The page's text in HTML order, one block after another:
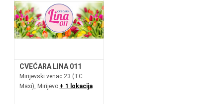
CVEĆARA LINA 011
Mirijevski venac 23 (TC
Maxi), Mirijevo + 1 lokacija